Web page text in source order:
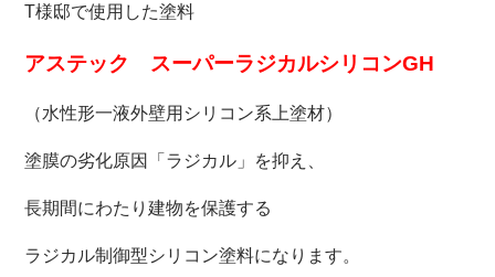
T様邸で使用した塗料
アステック スーパーラジカルシリコンGH
（水性形一液外壁用シリコン系上塗材）
塗膜の劣化原因「ラジカル」を抑え、
長期間にわたり建物を保護する
ラジカル制御型シリコン塗料になります。